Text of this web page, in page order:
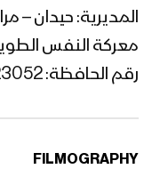
المديرية: حيدان –
معركة النفس
رقم الحافظة: 123052
FILMOGRAPHY